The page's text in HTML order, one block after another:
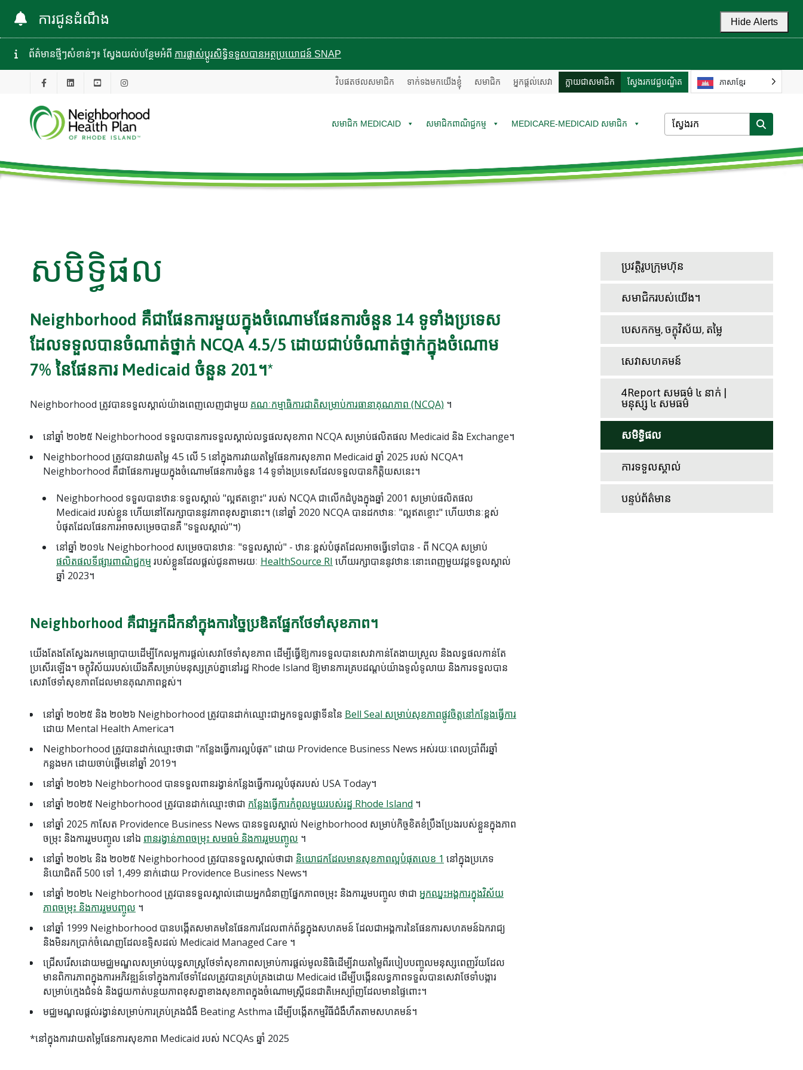
ការជូនដំណឹង Hide Alerts
ព័ត៌មានថ្មីៗសំខាន់ៗ៖ ស្វែងយល់បន្ថែមអំពី ការផ្លាស់ប្តូរសិទ្ធិទទួលបានអត្ថប្រយោជន៍ SNAP
វិបផតថលសមាជិក ទាក់ទងមកយើងខ្ញុំ សមាជិក អ្នកផ្តល់សេវា ក្លាយជាសមាជិក ស្វែងរកវេជ្ជបណ្ឌិត ភាសាខ្មែរ
សមាជិក MEDICAID សមាជិកពាណិជ្ជកម្ម MEDICARE-MEDICAID សមាជិក
សមិទ្ធិផល
Neighborhood គឺជាផែនការមួយក្នុងចំណោមផែនការចំនួន 14 ទូទាំងប្រទេស
ដែលទទួលបានចំណាត់ថ្នាក់ NCQA 4.5/5 ដោយជាប់ចំណាត់ថ្នាក់ក្នុងចំណោម
7% នៃផែនការ Medicaid ចំនួន 201។*
Neighborhood ត្រូវបានទទួលស្គាល់យ៉ាងពេញលេញជាមួយ គណៈកម្មាធិការជាតិសម្រាប់ការធានាគុណភាព (NCQA) ។
នៅឆ្នាំ ២០២៥ Neighborhood ទទួលបានការទទួលស្គាល់លទ្ធផលសុខភាព NCQA សម្រាប់ផលិតផល Medicaid និង Exchange។
Neighborhood ត្រូវបានវាយតម្លៃ 4.5 លើ 5 នៅក្នុងការវាយតម្លៃផែនការសុខភាព Medicaid ឆ្នាំ 2025 របស់ NCQA។
Neighborhood គឺជាផែនការមួយក្នុងចំណោមផែនការចំនួន 14 ទូទាំងប្រទេសដែលទទួលបានកិត្តិយសនេះ។
Neighborhood ទទួលបានឋានៈទទួលស្គាល់ "ល្អឥតខ្ចោះ" របស់ NCQA ជាលើកដំបូងក្នុងឆ្នាំ 2001 សម្រាប់ផលិតផល
Medicaid របស់ខ្លួន ហើយនៅតែរក្សាបាននូវភាពខុសគ្នានោះ។ (នៅឆ្នាំ 2020 NCQA បានដកឋានៈ "ល្អឥតខ្ចោះ" ហើយឋានៈខ្ពស់
បំផុតដែលផែនការអាចសម្រេចបានគឺ "ទទួលស្គាល់"។)
នៅឆ្នាំ ២០១៤ Neighborhood សម្រេចបានឋានៈ "ទទួលស្គាល់" - ឋានៈខ្ពស់បំផុតដែលអាចធ្វើទៅបាន - ពី NCQA សម្រាប់
ផលិតផលទីផ្សារពាណិជ្ជកម្ម របស់ខ្លួនដែលផ្តល់ជូនតាមរយៈ HealthSource RI ហើយរក្សាបាននូវឋានៈនោះពេញមួយវដ្តទទួលស្គាល់
ឆ្នាំ 2023។
Neighborhood គឺជាអ្នកដឹកនាំក្នុងការច្នៃប្រឌិតផ្នែកថែទាំសុខភាព។
យើងតែងតែស្វែងរកមធ្យោបាយដើម្បីកែលម្អការផ្តល់សេវាថែទាំសុខភាព ដើម្បីធ្វើឱ្យការទទួលបានសេវាកាន់តែងាយស្រួល និងលទ្ធផលកាន់តែ
ប្រសើរឡើង។ ចក្ខុវិស័យរបស់យើងគឺសម្រាប់មនុស្សគ្រប់គ្នានៅរដ្ឋ Rhode Island ឱ្យមានការគ្របដណ្តប់យ៉ាងទូលំទូលាយ និងការទទួលបាន
សេវាថែទាំសុខភាពដែលមានគុណភាពខ្ពស់។
នៅឆ្នាំ ២០២៥ និង ២០២៦ Neighborhood ត្រូវបានដាក់ឈ្មោះជាអ្នកទទួលផ្លាទីននៃ Bell Seal សម្រាប់សុខភាពផ្លូវចិត្តនៅកន្លែងធ្វើការ
ដោយ Mental Health America។
Neighborhood ត្រូវបានដាក់ឈ្មោះថាជា "កន្លែងធ្វើការល្អបំផុត" ដោយ Providence Business News អស់រយៈពេលប្រាំពីរឆ្នាំ
កន្លងមក ដោយចាប់ផ្តើមនៅឆ្នាំ 2019។
នៅឆ្នាំ ២០២៦ Neighborhood បានទទួលពានរង្វាន់កន្លែងធ្វើការល្អបំផុតរបស់ USA Today។
នៅឆ្នាំ ២០២៥ Neighborhood ត្រូវបានដាក់ឈ្មោះថាជា កន្លែងធ្វើការកំពូលមួយរបស់រដ្ឋ Rhode Island ។
នៅឆ្នាំ 2025 កាសែត Providence Business News បានទទួលស្គាល់ Neighborhood សម្រាប់កិច្ចខិតខំប្រឹងប្រែងរបស់ខ្លួនក្នុងភាព
ចម្រុះ និងការរួមបញ្ចូល នៅឯ ពានរង្វាន់ភាពចម្រុះ សមធម៌ និងការរួមបញ្ចូល ។
នៅឆ្នាំ ២០២៤ និង ២០២៥ Neighborhood ត្រូវបានទទួលស្គាល់ថាជា និយោជកដែលមានសុខភាពល្អបំផុតលេខ 1 នៅក្នុងប្រភេទ
និយោជិតពី 500 ទៅ 1,499 នាក់ដោយ Providence Business News។
នៅឆ្នាំ ២០២៤ Neighborhood ត្រូវបានទទួលស្គាល់ដោយអ្នកជំនាញផ្នែកភាពចម្រុះ និងការរួមបញ្ចូល ថាជា អ្នកឈ្នះអង្គការក្នុងវិស័យ
ភាពចម្រុះ និងការរួមបញ្ចូល ។
នៅឆ្នាំ 1999 Neighborhood បានបង្កើតសមាគមនៃផែនការដែលពាក់ព័ន្ធក្នុងសហគមន៍ ដែលជាអង្គការនៃផែនការសហគមន៍ឯករាជ្យ
និងមិនរកប្រាក់ចំណេញដែលឧទ្ទិសដល់ Medicaid Managed Care ។
ជ្រើសរើសដោយមជ្ឈមណ្ឌលសម្រាប់យុទ្ធសាស្រ្តថែទាំសុខភាពសម្រាប់ការផ្តល់មូលនិធិដើម្បីវាយតម្លៃពីរបៀបបញ្ចូលមនុស្សពេញវ័យដែល
មានពិការភាពក្នុងការអភិវឌ្ឍន៍ទៅក្នុងការថែទាំដែលត្រូវបានគ្រប់គ្រងដោយ Medicaid ដើម្បីបង្កើនលទ្ធភាពទទួលបានសេវាថែទាំបង្ការ
សម្រាប់ក្មេងជំទង់ និងជួយកាត់បន្ថយភាពខុសគ្នាខាងសុខភាពក្នុងចំណោមស្ត្រីជនជាតិអេស្ប៉ាញដែលមានផ្ទៃពោះ។
មជ្ឈមណ្ឌលផ្តល់រង្វាន់សម្រាប់ការគ្រប់គ្រងជំងឺ Beating Asthma ដើម្បីបង្កើតកម្មវិធីជំងឺហឺតតាមសហគមន៍។
*នៅក្នុងការវាយតម្លៃផែនការសុខភាព Medicaid របស់ NCQAs ឆ្នាំ 2025
ប្រវត្តិរូបក្រុមហ៊ុន
សមាជិករបស់យើង។
បេសកកម្ម, ចក្ខុវិស័យ, តម្លៃ
សេវាសហគមន៍
4Report សមធម៌ ៤ នាក់ |
មនុស្ស ៤ សមធម៌
សមិទ្ធិផល
ការទទួលស្គាល់
បន្ទប់ព័ត៌មាន